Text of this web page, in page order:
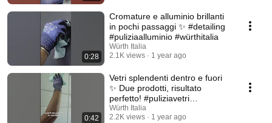
0:28
Cromature e alluminio brillanti
in pochi passaggi ✨ #detailing
#puliziaalluminio #würthitalia
Würth Italia
2.1K views
1 year ago
0:42
Vetri splendenti dentro e fuori
✨ Due prodotti, risultato
perfetto! #puliziavetri
#würthitalia
Würth Italia
2.2K views
1 year ago